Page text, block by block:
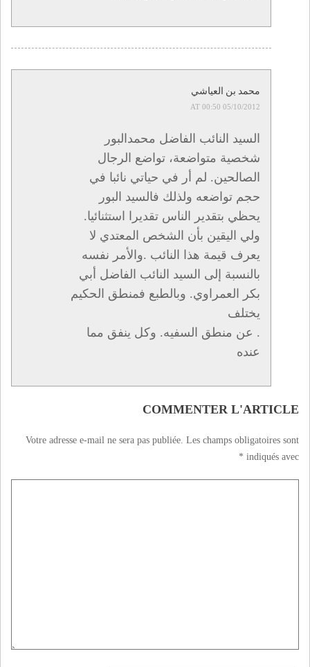
محمد بن العياشي
05/10/2012 AT 00:50
السيد النائب الفاضل محمدالبور
شخصية متواضعة، تواضع الرجال
الصالحين. لم أر في حياتي نائبا في
حجم تواضعه ولذلك فالسيد البور
يحظي بتقدير الناس تقديرا استثنائيا.
ولي اليقين بأن الشخص المعتدي لا
يعرف قيمة هذا النائب .والأمر نفسه
بالنسبة إلى السيد النائب الفاضل أبي
بكر العمراوي. وبالطبع فمنطق الحكيم
يختلف
. عن منطق السفيه. وكل ينفق مما
عنده
COMMENTER L'ARTICLE
Votre adresse e-mail ne sera pas publiée. Les champs obligatoires sont
indiqués avec
*